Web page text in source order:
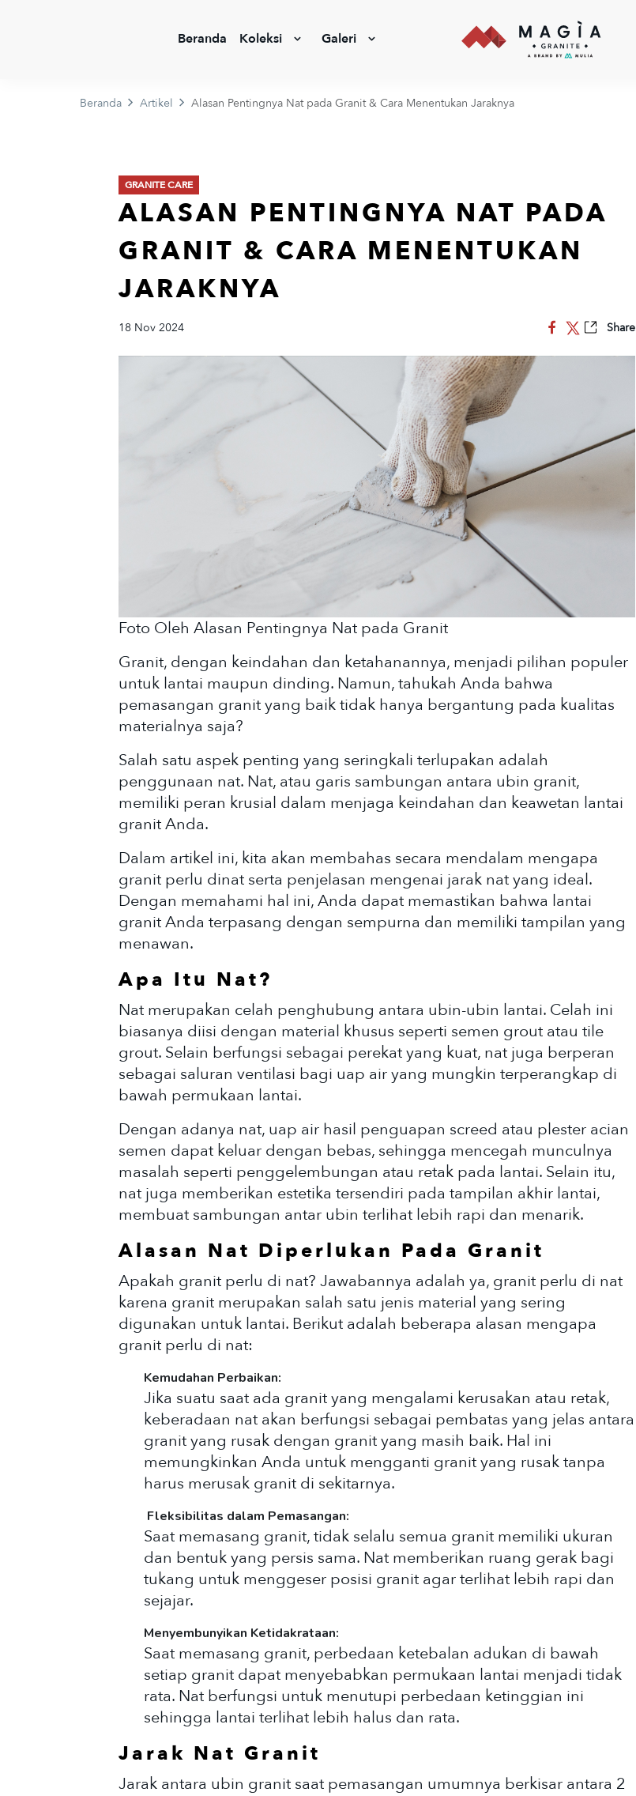
Beranda Koleksi Galeri
Beranda Artikel Alasan Pentingnya Nat pada Granit & Cara Menentukan Jaraknya
GRANITE CARE
ALASAN PENTINGNYA NAT PADA
GRANIT & CARA MENENTUKAN
JARAKNYA
18 Nov 2024 Share
Foto Oleh Alasan Pentingnya Nat pada Granit
Granit, dengan keindahan dan ketahanannya, menjadi pilihan populer
untuk lantai maupun dinding. Namun, tahukah Anda bahwa
pemasangan granit yang baik tidak hanya bergantung pada kualitas
materialnya saja?
Salah satu aspek penting yang seringkali terlupakan adalah
penggunaan nat. Nat, atau garis sambungan antara ubin granit,
memiliki peran krusial dalam menjaga keindahan dan keawetan lantai
granit Anda.
Dalam artikel ini, kita akan membahas secara mendalam mengapa
granit perlu dinat serta penjelasan mengenai jarak nat yang ideal.
Dengan memahami hal ini, Anda dapat memastikan bahwa lantai
granit Anda terpasang dengan sempurna dan memiliki tampilan yang
menawan.
Apa Itu Nat?
Nat merupakan celah penghubung antara ubin-ubin lantai. Celah ini
biasanya diisi dengan material khusus seperti semen grout atau tile
grout. Selain berfungsi sebagai perekat yang kuat, nat juga berperan
sebagai saluran ventilasi bagi uap air yang mungkin terperangkap di
bawah permukaan lantai.
Dengan adanya nat, uap air hasil penguapan screed atau plester acian
semen dapat keluar dengan bebas, sehingga mencegah munculnya
masalah seperti penggelembungan atau retak pada lantai. Selain itu,
nat juga memberikan estetika tersendiri pada tampilan akhir lantai,
membuat sambungan antar ubin terlihat lebih rapi dan menarik.
Alasan Nat Diperlukan Pada Granit
Apakah granit perlu di nat? Jawabannya adalah ya, granit perlu di nat
karena granit merupakan salah satu jenis material yang sering
digunakan untuk lantai. Berikut adalah beberapa alasan mengapa
granit perlu di nat:
Kemudahan Perbaikan:
Jika suatu saat ada granit yang mengalami kerusakan atau retak,
keberadaan nat akan berfungsi sebagai pembatas yang jelas antara
granit yang rusak dengan granit yang masih baik. Hal ini
memungkinkan Anda untuk mengganti granit yang rusak tanpa
harus merusak granit di sekitarnya.
Fleksibilitas dalam Pemasangan:
Saat memasang granit, tidak selalu semua granit memiliki ukuran
dan bentuk yang persis sama. Nat memberikan ruang gerak bagi
tukang untuk menggeser posisi granit agar terlihat lebih rapi dan
sejajar.
Menyembunyikan Ketidakrataan:
Saat memasang granit, perbedaan ketebalan adukan di bawah
setiap granit dapat menyebabkan permukaan lantai menjadi tidak
rata. Nat berfungsi untuk menutupi perbedaan ketinggian ini
sehingga lantai terlihat lebih halus dan rata.
Jarak Nat Granit
Jarak antara ubin granit saat pemasangan umumnya berkisar antara 2